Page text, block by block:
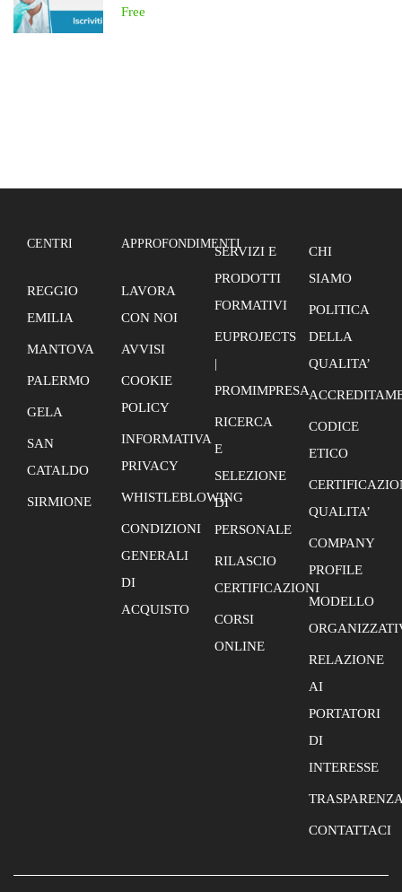
Free
CENTRI
REGGIO
EMILIA
MANTOVA
PALERMO
GELA
SAN
CATALDO
SIRMIONE
APPROFONDIMENTI
LAVORA
CON NOI
AVVISI
COOKIE
POLICY
INFORMATIVA
PRIVACY
WHISTLEBLOWING
CONDIZIONI
GENERALI
DI
ACQUISTO
SERVIZI E
PRODOTTI
FORMATIVI
EUPROJECTS
|
PROMIMPRESA
RICERCA
E
SELEZIONE
DI
PERSONALE
RILASCIO
CERTIFICAZIONI
CORSI
ONLINE
CHI
SIAMO
POLITICA
DELLA
QUALITA’
CODICE
ETICO
QUALITA’
COMPANY
PROFILE
MODELLO
RELAZIONE
AI
PORTATORI
DI
INTERESSE
CONTATTACI